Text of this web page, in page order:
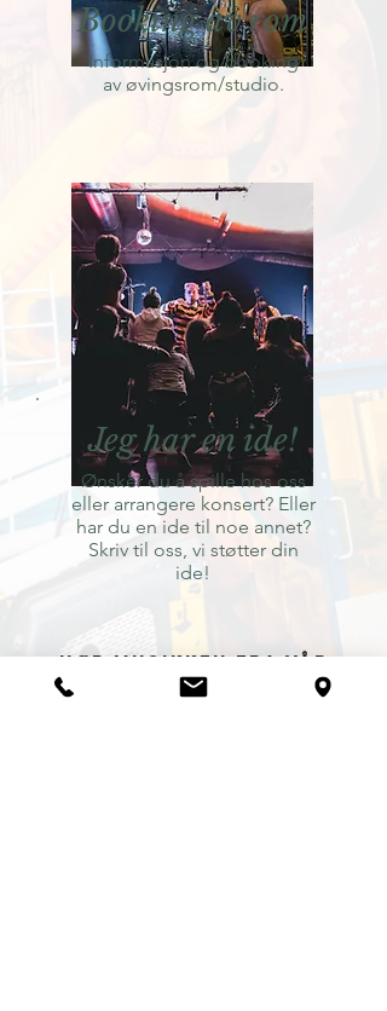
Booking av rom
Informasjon og booking
av øvingsrom/studio.
Jeg har en ide!
Ønsker du å spille hos oss
eller arrangere konsert? Eller
har du en ide til noe annet?
Skriv til oss, vi støtter din
ide!
Hør musikken fra vår
årlige musikkuke "Gigant"